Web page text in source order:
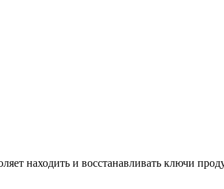
находить и восстанавливать ключи